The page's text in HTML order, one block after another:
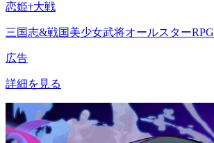
恋姫†大戦
三国志&戦国美少女武将オールスターRPG
広告
詳細を見る